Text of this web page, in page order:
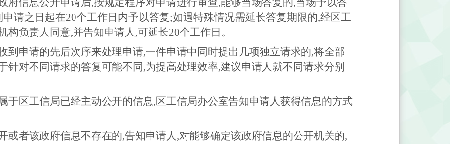
府信息公开申请后,按规定程序对申请进行审查,能够当场答复的,当场予以答
请之日起在20个工作日内予以答复;如遇特殊情况需延长答复期限的,经区工
构负责人同意,并告知申请人,可延长20个工作日。
到申请的先后次序来处理申请,一件申请中同时提出几项独立请求的,将全部
针对不同请求的答复可能不同,为提高处理效率,建议申请人就不同请求分别
于区工信局已经主动公开的信息,区工信局办公室告知申请人获得信息的方式
或者该政府信息不存在的,告知申请人,对能够确定该政府信息的公开机关的,